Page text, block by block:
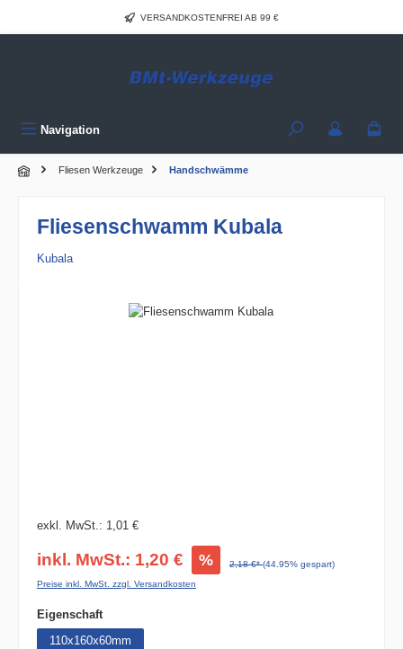
Zum Hauptinhalt springenVERSANDKOSTENFREI AB 99 €
Navigation
Fliesen Werkzeuge Handschwämme
Fliesenschwamm Kubala
Kubala
Bildergalerie überspringen
exkl. MwSt.: 1,01 €
inkl. MwSt.: 1,20 € % 2,18 €*(44.95% gespart)
Preise inkl. MwSt. zzgl. Versandkosten
Eigenschaftauswählen
110x160x60mm